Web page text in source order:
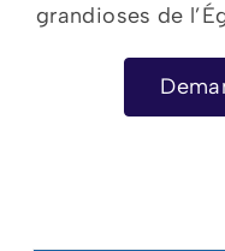
grandioses de